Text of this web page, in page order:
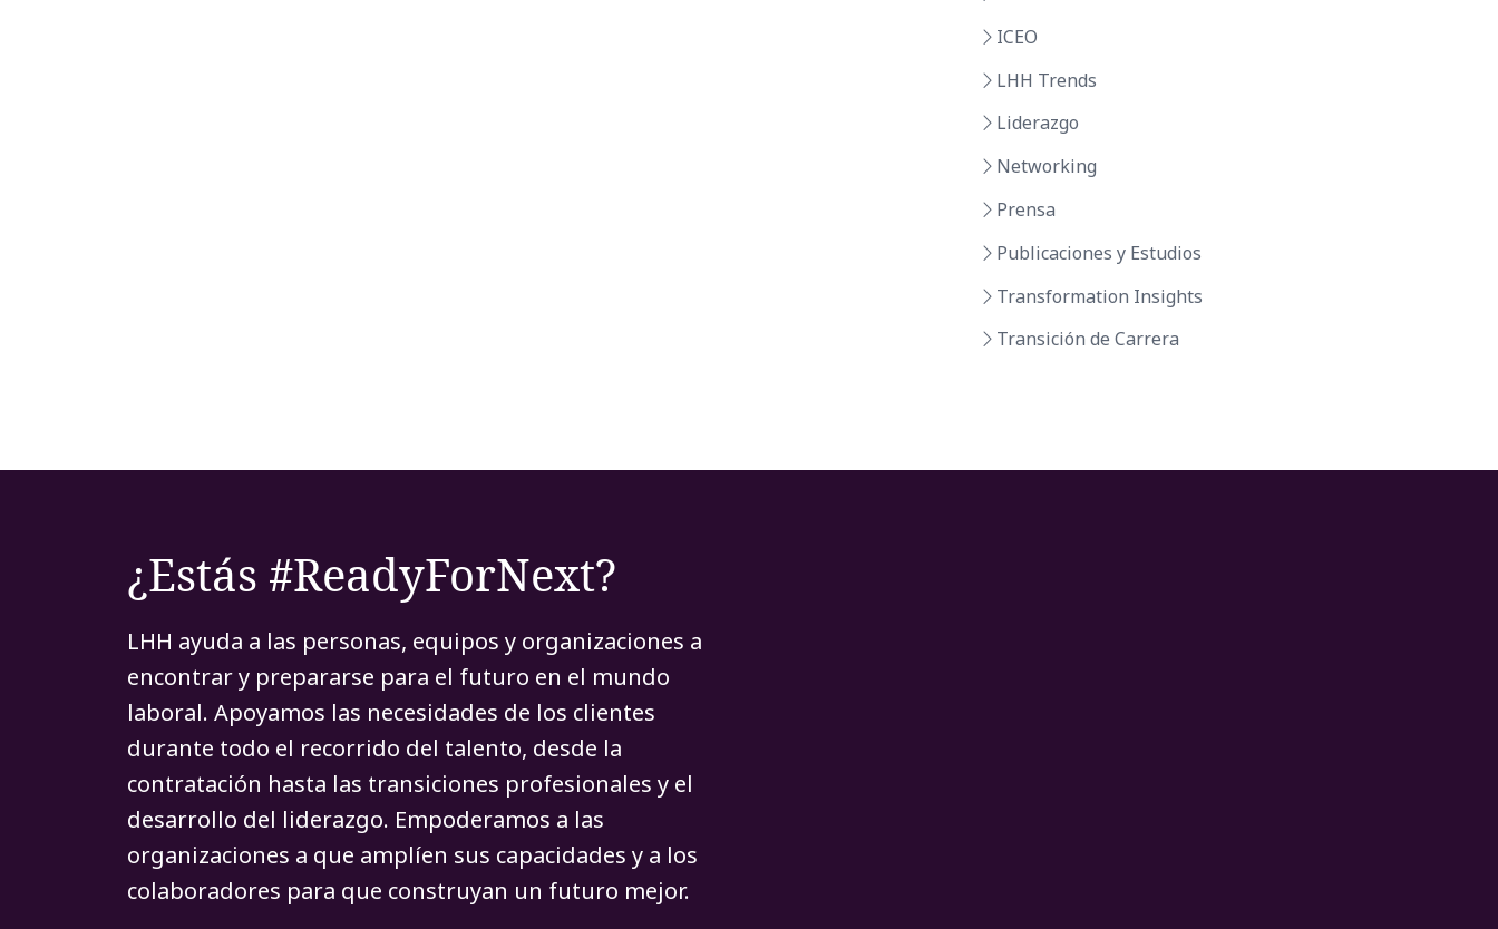
ICEO
LHH Trends
Liderazgo
Networking
Prensa
Publicaciones y Estudios
Transformation Insights
Transición de Carrera
¿Estás #ReadyForNext?
LHH ayuda a las personas, equipos y organizaciones a
encontrar y prepararse para el futuro en el mundo
laboral. Apoyamos las necesidades de los clientes
durante todo el recorrido del talento, desde la
contratación hasta las transiciones profesionales y el
desarrollo del liderazgo. Empoderamos a las
organizaciones a que amplíen sus capacidades y a los
colaboradores para que construyan un futuro mejor.